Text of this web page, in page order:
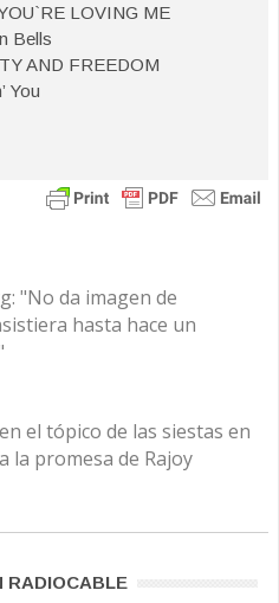
LOVING ME
Bells
AND FREEDOM
You
"No da imagen de
hasta hace un
el tópico de las siestas en
la promesa de Rajoy
RADIOCABLE